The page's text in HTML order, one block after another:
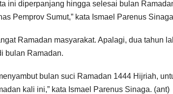
ini diperpanjang hingga selesai bulan
Pemprov Sumut,” kata Ismael Parenus
Ramadan masyarakat. Apalagi, dua tahun
bulan Ramadan.
bulan suci Ramadan 1444 Hijriah,
kali ini,” kata Ismael Parenus Sinaga. (ant)